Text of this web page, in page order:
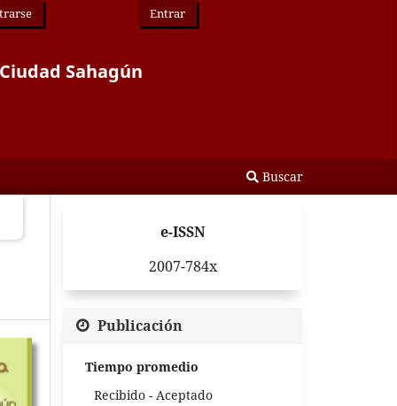
Sahagún
Buscar
Entrar
e-ISSN
2007-784x
Publicación
Tiempo promedio
Recibido - Aceptado